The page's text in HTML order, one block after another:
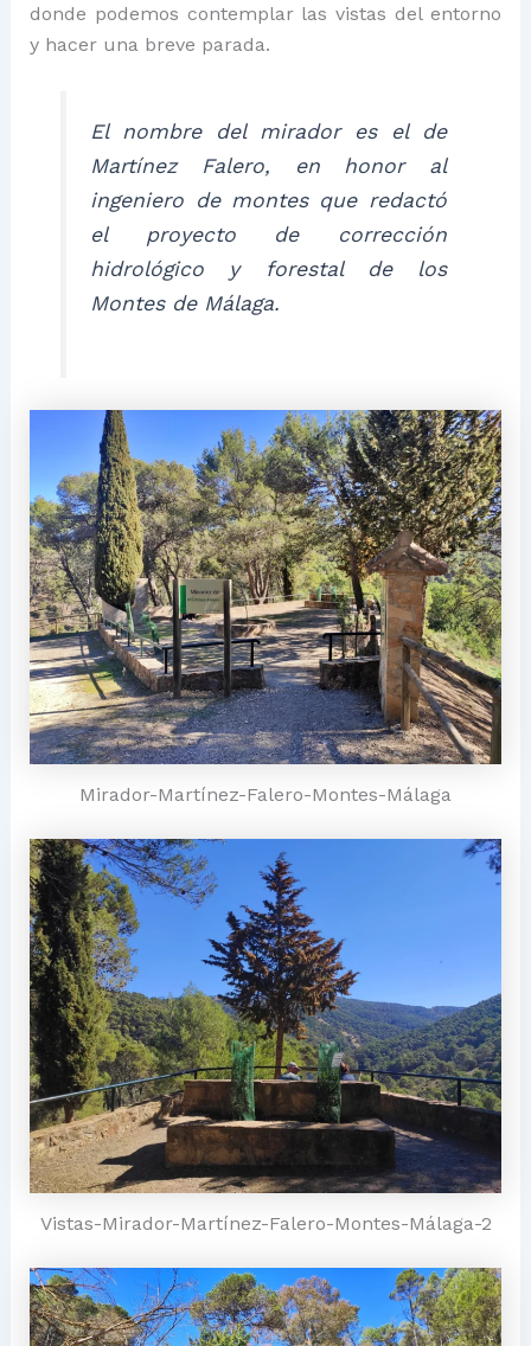
donde podemos contemplar las vistas del entorno
y hacer una breve parada.
El nombre del mirador es el de
Martínez Falero, en honor al
ingeniero de montes que redactó
el proyecto de corrección
hidrológico y forestal de los
Montes de Málaga.
Mirador-Martínez-Falero-Montes-Málaga
Vistas-Mirador-Martínez-Falero-Montes-Málaga-2